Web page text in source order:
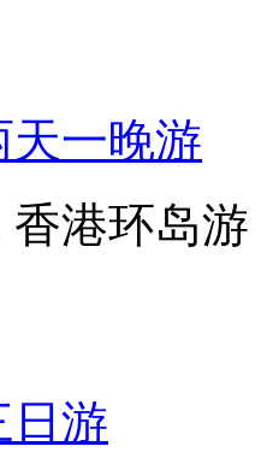
一晚游
港环岛游
日游